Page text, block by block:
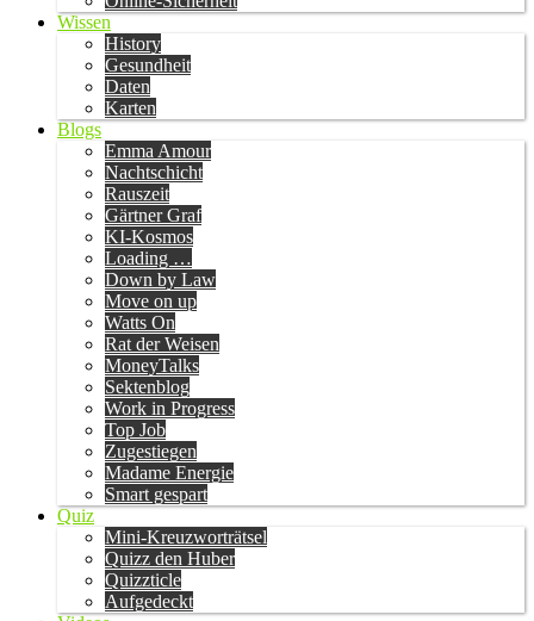
Wissen
History
Gesundheit
Daten
Karten
Blogs
Emma Amour
Nachtschicht
Rauszeit
Gärtner Graf
KI-Kosmos
Loading …
Down by Law
Move on up
Watts On
Rat der Weisen
MoneyTalks
Sektenblog
Work in Progress
Top Job
Zugestiegen
Madame Energie
Smart gespart
Quiz
Mini-Kreuzworträtsel
Quizz den Huber
Quizzticle
Aufgedeckt